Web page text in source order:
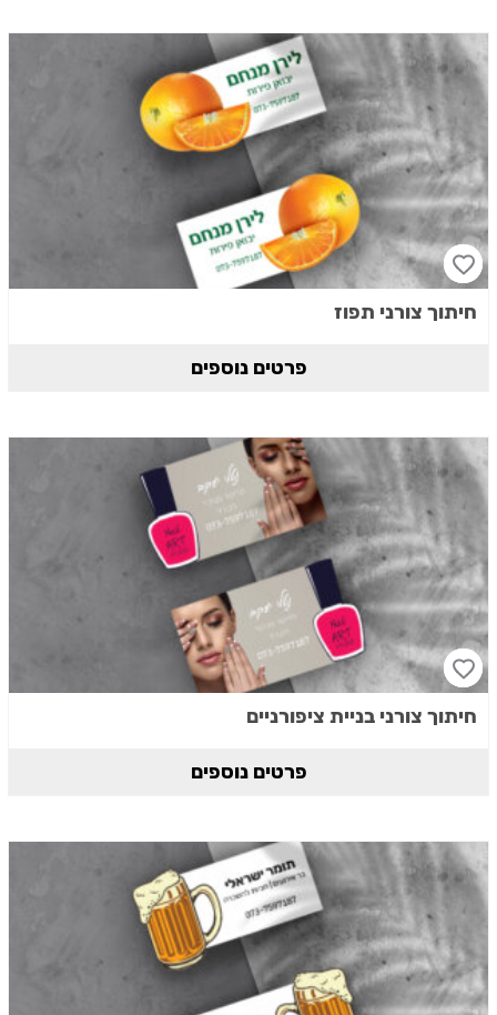
חיתוך צורני תפוז
פרטים נוספים
חיתוך צורני בניית ציפורניים
פרטים נוספים